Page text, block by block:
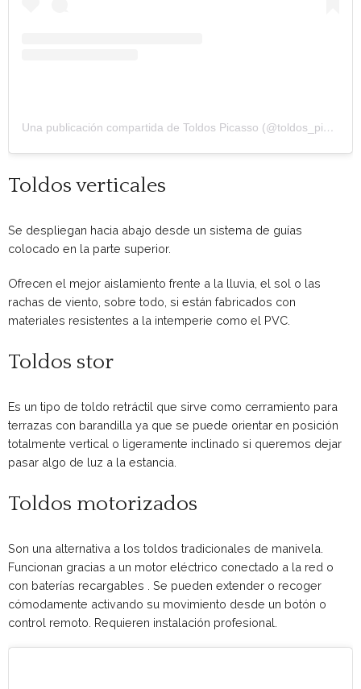
Una publicación compartida de Toldos Picasso (@toldos_picasso)
Toldos verticales
Se despliegan hacia abajo desde un sistema de guías
colocado en la parte superior.
Ofrecen el mejor aislamiento frente a la lluvia, el sol o las
rachas de viento, sobre todo, si están fabricados con
materiales resistentes a la intemperie como el PVC.
Toldos stor
Es un tipo de toldo retráctil que sirve como cerramiento para
terrazas con barandilla ya que se puede orientar en posición
totalmente vertical o ligeramente inclinado si queremos dejar
pasar algo de luz a la estancia.
Toldos motorizados
Son una alternativa a los toldos tradicionales de manivela.
Funcionan gracias a un motor eléctrico conectado a la red o
con baterías recargables . Se pueden extender o recoger
cómodamente activando su movimiento desde un botón o
control remoto. Requieren instalación profesional.